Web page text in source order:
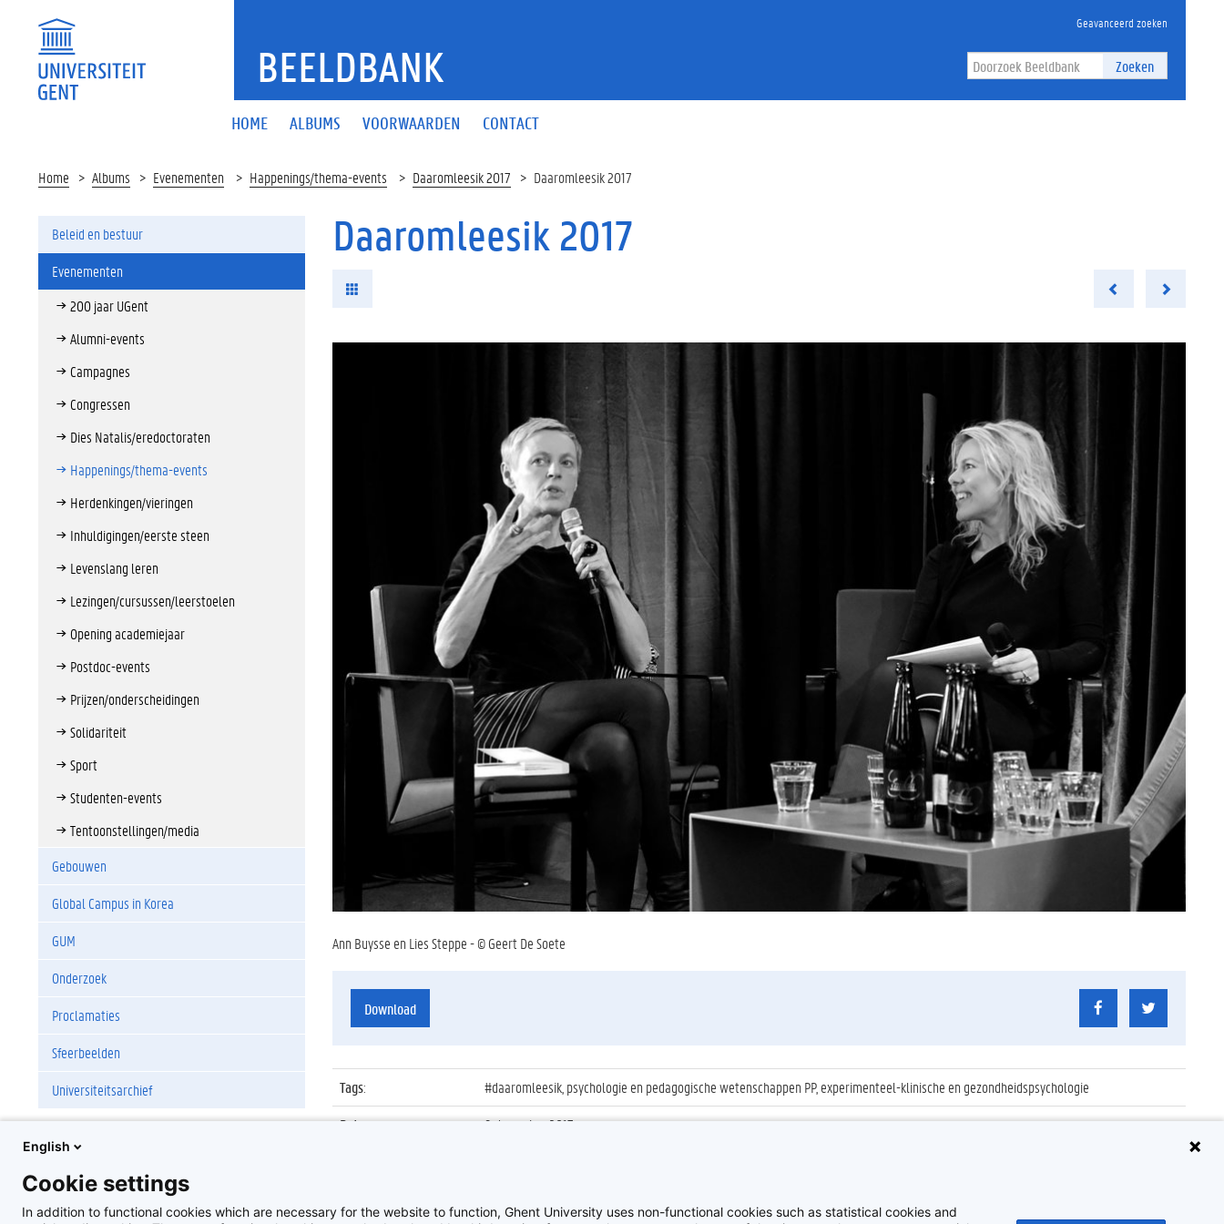
BEELDBANK
Geavanceerd zoeken
Zoeken
HOME ALBUMS VOORWAARDEN CONTACT
Home Albums Evenementen Happenings/thema-events Daaromleesik 2017 Daaromleesik 2017
Beleid en bestuur
Evenementen
200 jaar UGent
Alumni-events
Campagnes
Congressen
Dies Natalis/eredoctoraten
Happenings/thema-events
Herdenkingen/vieringen
Inhuldigingen/eerste steen
Levenslang leren
Lezingen/cursussen/leerstoelen
Opening academiejaar
Postdoc-events
Prijzen/onderscheidingen
Solidariteit
Sport
Studenten-events
Tentoonstellingen/media
Gebouwen
Global Campus in Korea
GUM
Onderzoek
Proclamaties
Sfeerbeelden
Universiteitsarchief
Daaromleesik 2017
Ann Buysse en Lies Steppe - © Geert De Soete
Download
Tags:
#daaromleesik, psychologie en pedagogische wetenschappen PP, experimenteel-klinische en gezondheidspsychologie
Datum:
9 december 2017
English
Cookie settings
In addition to functional cookies which are necessary for the website to function, Ghent University uses non-functional cookies such as statistical cookies and